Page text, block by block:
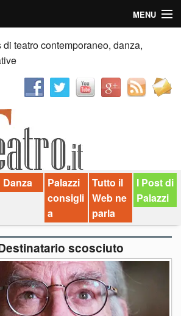
MENU
teatro contemporaneo, danza,
Danza
Palazzi
consigli
a
Tutto il
Web ne
parla
I Post di
Palazzi
scosciuto